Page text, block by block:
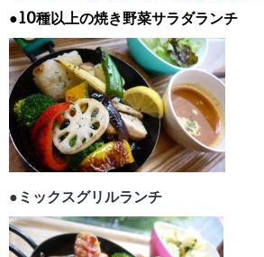
●10種以上の焼き野菜サラダランチ
●ミックスグリルランチ